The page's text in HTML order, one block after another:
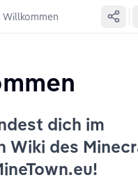
Willkommen
dich im
Wiki des